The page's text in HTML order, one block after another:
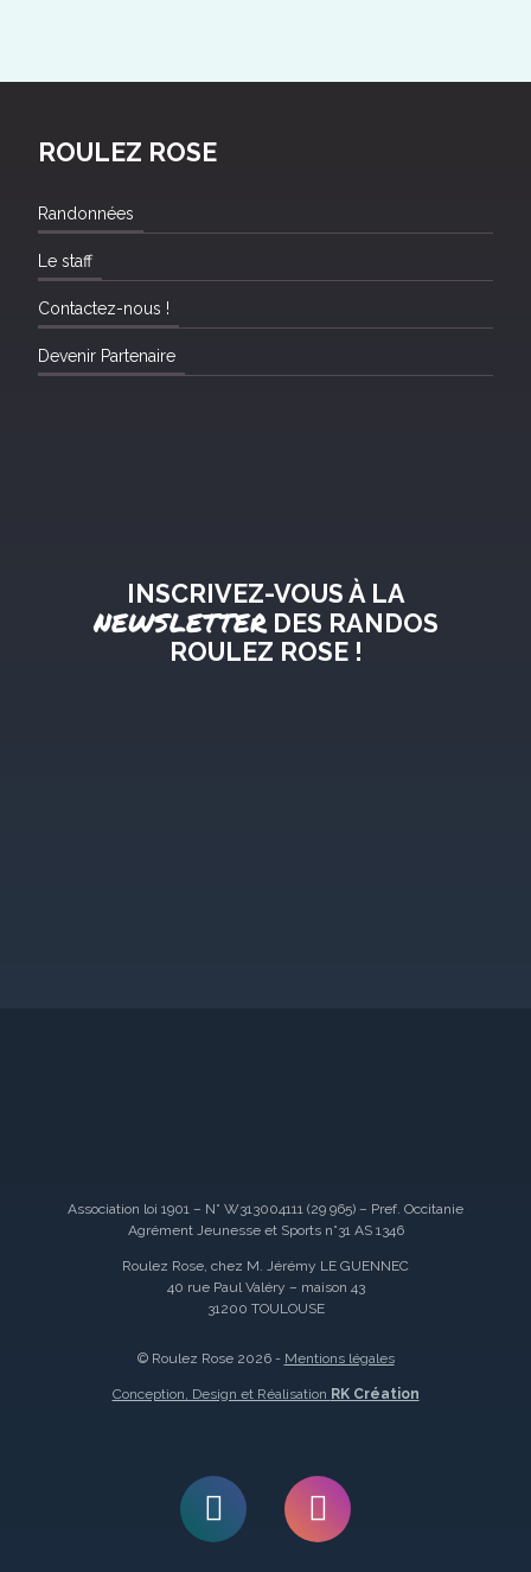
ROULEZ ROSE
Randonnées
Le staff
Contactez-nous !
Devenir Partenaire
INSCRIVEZ-VOUS À LA
NEWSLETTERDES RANDOS
ROULEZ ROSE !
Association loi 1901 – N° W313004111 (29 965) – Pref. Occitanie
Agrément Jeunesse et Sports n°31 AS 1346
Roulez Rose, chez M. Jérémy LE GUENNEC
40 rue Paul Valéry – maison 43
31200 TOULOUSE
© Roulez Rose 2026 - Mentions légales
Conception, Design et Réalisation RK Création